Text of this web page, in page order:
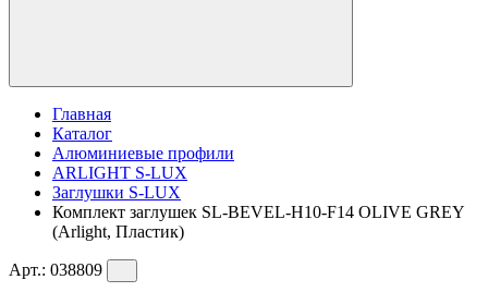
Главная
Каталог
Алюминиевые профили
ARLIGHT S-LUX
Заглушки S-LUX
Комплект заглушек SL-BEVEL-H10-F14 OLIVE GREY
(Arlight, Пластик)
Арт.: 038809